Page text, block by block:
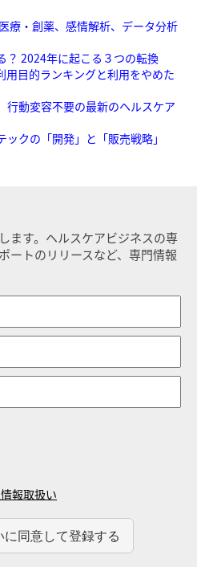
・創薬、感情解析、データ分析
？ 2024年に起こる３つの転換
用目的ランキングと利用をやめた
行動変容不要の最新のヘルスケア
ックの「開発」と「販売戦略」
ます。ヘルスケアビジネスの専
ートのリリースなど、専門情報
報取扱い